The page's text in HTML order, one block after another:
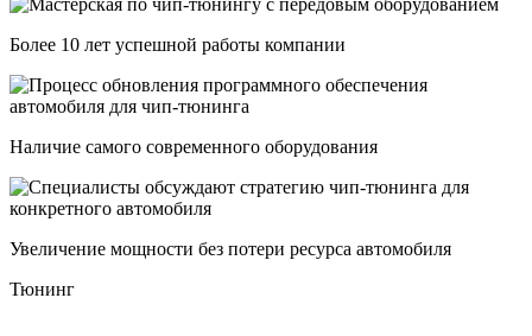
Более 10 лет успешной работы компании
Наличие самого современного оборудования
Увеличение мощности без потери ресурса автомобиля
Тюнинг